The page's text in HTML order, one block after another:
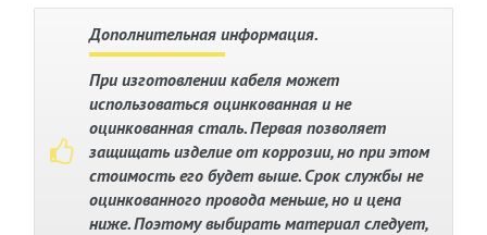
Дополнительная информация.
При изготовлении кабеля может
использоваться оцинкованная и не
оцинкованная сталь. Первая позволяет
защищать изделие от коррозии, но при этом
стоимость его будет выше. Срок службы не
оцинкованного провода меньше, но и цена
ниже. Поэтому выбирать материал следует,